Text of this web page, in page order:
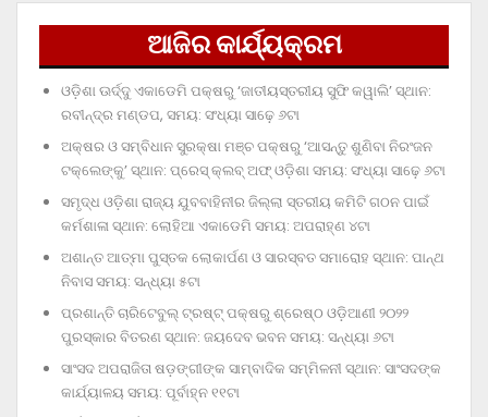
ଆଜିର କାର୍ଯ୍ୟକ୍ରମ
ଓଡ଼ିଶା ଊର୍ଦ୍ଦୁ ଏକାଡେମି ପକ୍ଷରୁ ‘ଜାତୀୟସ୍ତରୀୟ ସୁଫି କୱାଲି’ ସ୍ଥାନ:
ରବୀନ୍ଦ୍ର ମଣ୍ଡପ, ସମୟ: ସଂଧ୍ୟା ସାଢ଼େ ୬ଟା
ଅକ୍ଷର ଓ ସମ୍ବିଧାନ ସୁରକ୍ଷା ମଞ୍ଚ ପକ୍ଷରୁ ‘ଆସନ୍ତୁ ଶୁଣିବା ନିରଂଜନ
ଟକ୍‌ଲେଙ୍କୁ’ ସ୍ଥାନ: ପ୍ରେସ୍‌ କ୍ଲବ୍‌ ଅଫ୍‌ ଓଡ଼ିଶା ସମୟ: ସଂଧ୍ୟା ସାଢ଼େ ୬ଟା
ସମୃଦ୍ଧ ଓଡ଼ିଶା ରାଜ୍ୟ ଯୁବବାହିନୀର ଜିଲ୍ଲା ସ୍ତରୀୟ କମିଟି ଗଠନ ପାଇଁ
କର୍ମଶାଳା ସ୍ଥାନ: ଲୋହିଆ ଏକାଡେମି ସମୟ: ଅପରାହ୍‌ଣ ୪ଟା
ଅଶାନ୍ତ ଆତ୍ମା ପୁସ୍ତକ ଲୋକାର୍ପଣ ଓ ସାରସ୍ବତ ସମାରୋହ ସ୍ଥାନ: ପାନ୍ଥ
ନିବାସ ସମୟ: ସନ୍ଧ୍ୟା ୫ଟା
ପ୍ରଶାନ୍ତି ଚାରିଟେବୁଲ୍‌ ଟ୍ରଷ୍ଟ୍‌ ପକ୍ଷରୁ ଶ୍ରେଷ୍ଠ ଓଡ଼ିଆଣୀ ୨୦୨୨
ପୁରସ୍କାର ବିତରଣ ସ୍ଥାନ: ଜୟଦେବ ଭବନ ସମୟ: ସନ୍ଧ୍ୟା ୬ଟା
ସାଂସଦ ଅପରାଜିତା ଷଡ଼ଙ୍ଗୀଙ୍କ ସାମ୍ବାଦିକ ସମ୍ମିଳନୀ ସ୍ଥାନ: ସାଂସଦଙ୍କ
କାର୍ଯ୍ୟାଳୟ ସମୟ: ପୂର୍ବାହ୍ନ ୧୧ଟା